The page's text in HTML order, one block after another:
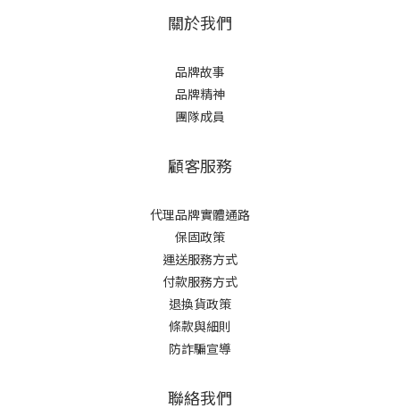
關於我們
品牌故事
品牌精神
團隊成員
顧客服務
代理品牌實體通路
保固政策
運送服務方式
付款服務方式
退換貨政策
條款與細則
防詐騙宣導
聯絡我們